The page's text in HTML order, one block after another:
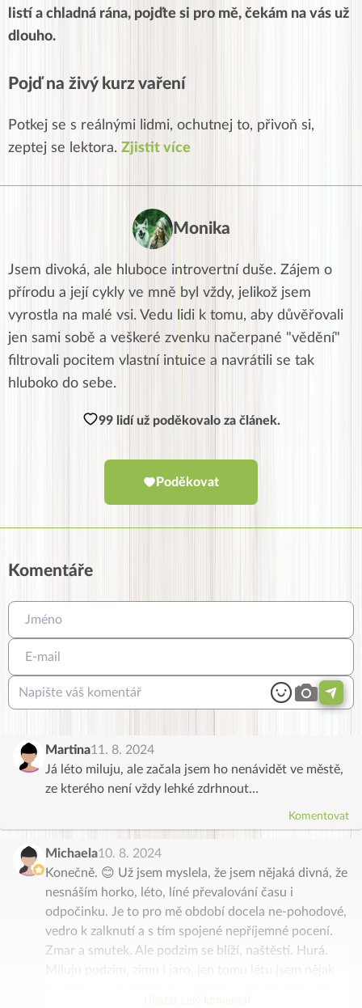
listí a chladná rána, pojďte si pro mě, čekám na vás už
dlouho.
Pojď na živý kurz vaření
Potkej se s reálnými lidmi, ochutnej to, přivoň si,
zeptej se lektora. Zjistit více
Monika
Jsem divoká, ale hluboce introvertní duše. Zájem o
přírodu a její cykly ve mně byl vždy, jelikož jsem
vyrostla na malé vsi. Vedu lidi k tomu, aby důvěřovali
jen sami sobě a veškeré zvenku načerpané "vědění"
filtrovali pocitem vlastní intuice a navrátili se tak
hluboko do sebe.
99 lidí už poděkovalo za článek.
Poděkovat
Komentáře
Martina11. 8. 2024
Já léto miluju, ale začala jsem ho nenávidět ve městě,
ze kterého není vždy lehké zdrhnout…
Komentovat
Michaela10. 8. 2024
Konečně. 😊 Už jsem myslela, že jsem nějaká divná, že
nesnáším horko, léto, líné převalování času i
odpočinku. Je to pro mě období docela ne-pohodové,
vedro k zalknutí a s tím spojené nepříjemné pocení.
Zmar a smutek. Ale podzim se blíží, naštěstí. Hurá.
Ukázat celý komentář